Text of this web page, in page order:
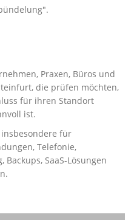
Praxen, Büros und
die prüfen möchten,
für ihren Standort
ist.
insbesondere für
Telefonie,
SaaS-Lösungen